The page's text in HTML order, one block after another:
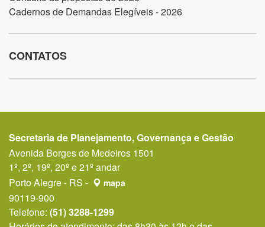
Cadernos de Demandas Elegíveis - 2026
CONTATOS
Secretaria de Planejamento, Governança e Gestão
Avenida Borges de Medeiros 1501
1º, 2º, 19º, 20º e 21º andar
Porto Alegre - RS -
mapa
90119-900
Telefone: (51) 3288-1299